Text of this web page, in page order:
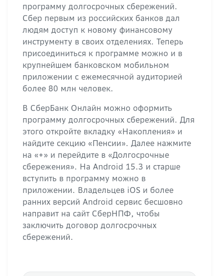
программу долгосрочных сбережений.
Сбер первым из российских банков дал
людям доступ к новому финансовому
инструменту в своих отделениях. Теперь
присоединиться к программе можно и в
крупнейшем банковском мобильном
приложении с ежемесячной аудиторией
более 80 млн человек.
В СберБанк Онлайн можно оформить
программу долгосрочных сбережений. Для
этого откройте вкладку «Накопления» и
найдите секцию «Пенсии». Далее нажмите
на «+» и перейдите в «Долгосрочные
сбережения». На Android 15.3 и старше
вступить в программу можно в
приложении. Владельцев iOS и более
ранних версий Android сервис бесшовно
направит на сайт СберНПФ, чтобы
заключить договор долгосрочных
сбережений.